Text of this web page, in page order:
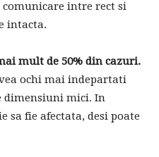
intre rect si
intacta.
mult de 50% din cazuri.
ochi mai indepartati
dimensiuni mici. In
sa fie afectata, desi poate